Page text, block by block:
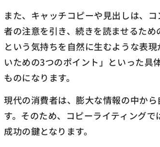
また、キャッチコピーや見出しは、
者の注意を引き、続きを読ませるため
という気持ちを自然に生むような表
いための3つのポイント」といった具
ものになります。
現代の消費者は、膨大な情報の中か
す。そのため、コピーライティング
成功の鍵となります。